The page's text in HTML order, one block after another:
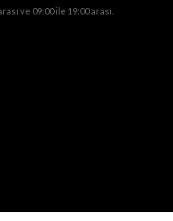
ve 09:00 ile 19:00 arası.